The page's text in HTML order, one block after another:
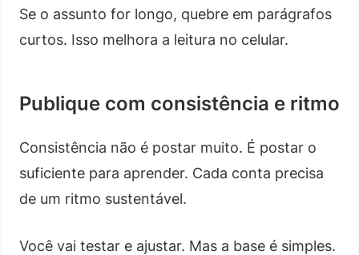
Se o assunto for longo, quebre em parágrafos
curtos. Isso melhora a leitura no celular.
Publique com consistência e ritmo
Consistência não é postar muito. É postar o
suficiente para aprender. Cada conta precisa
de um ritmo sustentável.
Você vai testar e ajustar. Mas a base é simples.